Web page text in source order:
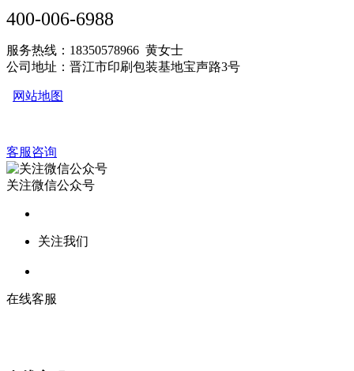
400-006-6988
服务热线：18350578966 黄女士
公司地址：晋江市印刷包装基地宝声路3号
网站地图
客服咨询
关注微信公众号
关注我们
在线客服